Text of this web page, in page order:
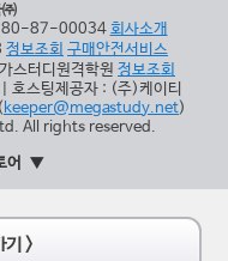
780-87-00034회사소개
정보조회 구매안전서비스
스터디원격학원 정보조회
호스팅제공자 : (주)케이티
keeper@megastudy.net)
All rights reserved.
어
기 >